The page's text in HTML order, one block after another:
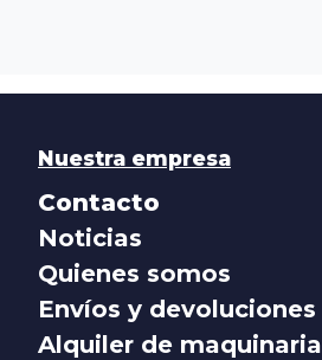
Nuestra empresa
Contacto
Noticias
Quienes somos
Envíos y devoluciones
Alquiler de maquinaria